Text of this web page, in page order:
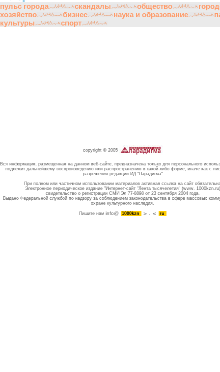
пульс города скандалы общество
хозяйство
бизнес наука и образование
культуры
спорт
copyright © 2005
Вся информация, размещенная на данном веб-сайте, предназначена только для персонального
подлежит дальнейшему воспроизведению или распространению в какой-либо форме, иначе как с
разрешения редакции ИД "Парадигма"
При полном или частичном использовании материалов активная ссылка на сайт
Электронное периодическое издание "Интернет-сайт "Лента тысячелетия" (www. 1000kzn.ru)
свидетельство о регистрации СМИ Эл 77-8898 от 23 сентября 2004 года.
Выдано Федеральной службой по надзору за соблюдением законодательства в сфере массовых
охране культурного наследия.
Пишите намinfo@ 1000kzn . ru